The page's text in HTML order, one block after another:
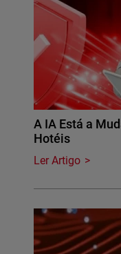
A IA Está a
Hotéis
Ler Artigo